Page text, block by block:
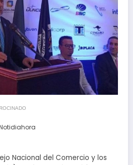
Nacional del Comercio y los